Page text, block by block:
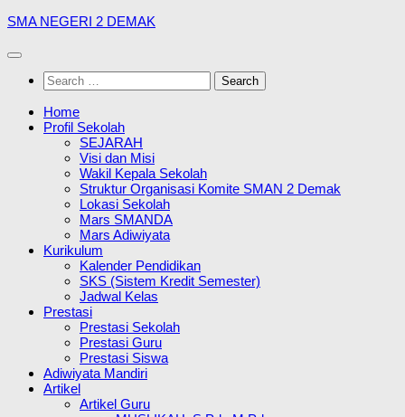
Skip
content
SMA NEGERI 2 DEMAK
Search
for:
Home
Profil Sekolah
SEJARAH
Visi dan Misi
Wakil Kepala Sekolah
Struktur Organisasi Komite SMAN 2 Demak
Lokasi Sekolah
Mars SMANDA
Mars Adiwiyata
Kurikulum
Kalender Pendidikan
SKS (Sistem Kredit Semester)
Jadwal Kelas
Prestasi
Prestasi Sekolah
Prestasi Guru
Prestasi Siswa
Adiwiyata Mandiri
Artikel
Artikel Guru